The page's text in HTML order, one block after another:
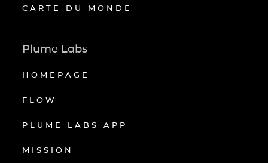
CARTE DU MONDE
Plume Labs
HOMEPAGE
FLOW
PLUME LABS APP
MISSION